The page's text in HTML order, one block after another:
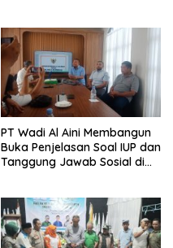
PT Wadi Al Aini Membangun
Buka Penjelasan Soal IUP dan
Tanggung Jawab Sosial di